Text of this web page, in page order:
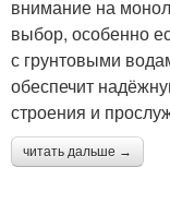
внимание на
выбор, особенно
с грунтовыми
обеспечит
строения и
читать дальше →